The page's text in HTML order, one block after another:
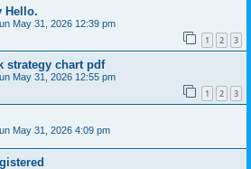
Hello.
May 31, 2026 12:39 pm
1 2 3
strategy chart pdf
May 31, 2026 12:55 pm
1 2 3
May 31, 2026 4:09 pm